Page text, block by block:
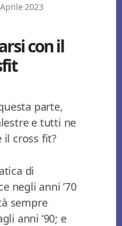
2023
con il
parte,
e tutti ne
il cross fit?
di
negli anni ’70
sempre
anni ’90; e